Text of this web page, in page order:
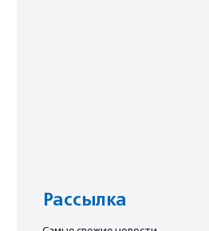
Рассылка